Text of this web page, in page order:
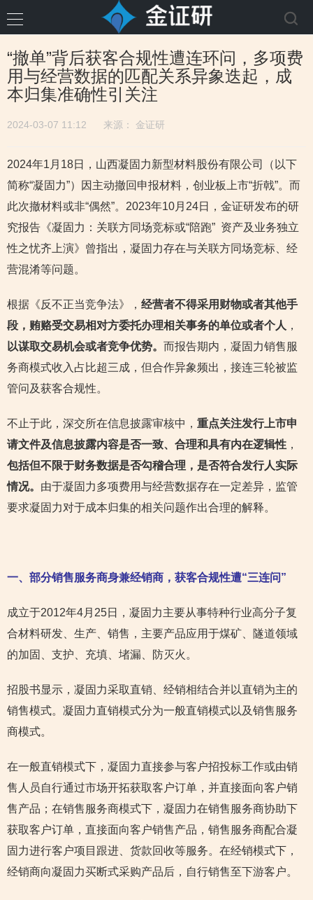
“撤单”背后获客合规性遭连环问，多项费
用与经营数据的匹配关系异象迭起，成
本归集准确性引关注
2024-03-07 11:12 来源： 金证研
2024年1月18日，山西凝固力新型材料股份有限公司（以下
简称“凝固力”）因主动撤回申报材料，创业板上市“折戟”。而
此次撤材料或非“偶然”。2023年10月24日，金证研发布的研
究报告《凝固力：关联方同场竞标或“陪跑” 资产及业务独立
性之忧齐上演》曾指出，凝固力存在与关联方同场竞标、经
营混淆等问题。
根据《反不正当竞争法》， 经营者不得采用财物或者其他手
段，贿赂受交易相对方委托办理相关事务的单位或者个人 ，
以谋取交易机会或者竞争优势。 而报告期内，凝固力销售服
务商模式收入占比超三成，但合作异象频出，接连三轮被监
管问及获客合规性。
不止于此，深交所在信息披露审核中， 重点关注发行上市申
请文件及信息披露内容是否一致、合理和具有内在逻辑性 ，
包括但不限于财务数据是否勾稽合理，是否符合发行人实际
情况。 由于凝固力多项费用与经营数据存在一定差异，监管
要求凝固力对于成本归集的相关问题作出合理的解释。
一、部分销售服务商身兼经销商，获客合规性遭“三连问”
成立于2012年4月25日，凝固力主要从事特种行业高分子复
合材料研发、生产、销售，主要产品应用于煤矿、隧道领域
的加固、支护、充填、堵漏、防灭火。
招股书显示，凝固力采取直销、经销相结合并以直销为主的
销售模式。凝固力直销模式分为一般直销模式以及销售服务
商模式。
在一般直销模式下，凝固力直接参与客户招投标工作或由销
售人员自行通过市场开拓获取客户订单，并直接面向客户销
售产品；在销售服务商模式下，凝固力在销售服务商协助下
获取客户订单，直接面向客户销售产品，销售服务商配合凝
固力进行客户项目跟进、货款回收等服务。在经销模式下，
经销商向凝固力买断式采购产品后，自行销售至下游客户。